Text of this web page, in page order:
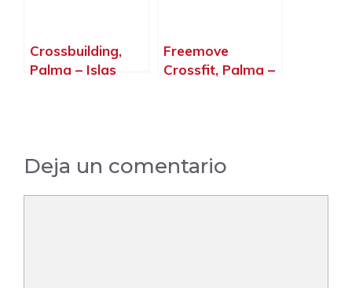
Crossbuilding,
Palma – Islas
Freemove
Crossfit, Palma –
Deja un comentario